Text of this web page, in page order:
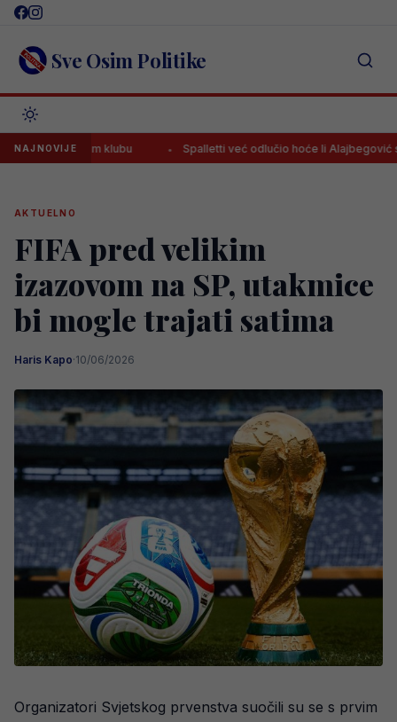
Skip
content Sve Osim Politike
NAJNOVIJE
klubu Spalletti već odlučio hoće li Alajbegović sutra protiv
AKTUELNO
FIFA pred velikim
izazovom na SP, utakmice
bi mogle trajati satima
Haris Kapo·10/06/2026
Organizatori Svjetskog prvenstva suočili su se s prvim